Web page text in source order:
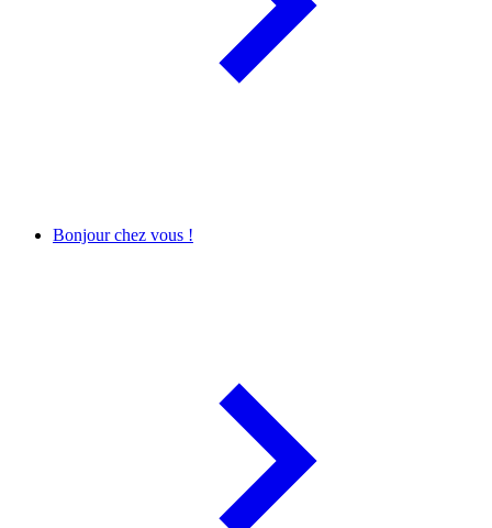
Bonjour chez vous !